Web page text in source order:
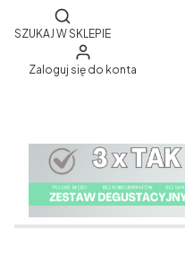
Otwórz wyszukiwarkę
SZUKAJ W SKLEPIE
Zaloguj się do konta